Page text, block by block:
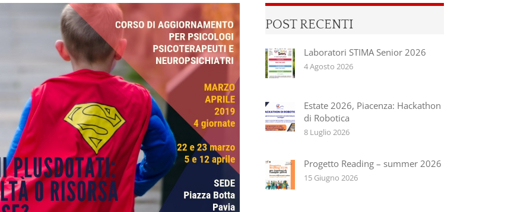
POST RECENTI
Laboratori STIMA Senior 2026
4 Agosto 2026
Estate 2026, Piacenza: Hackathon
di Robotica
8 Luglio 2026
Progetto Reading – summer 2026
15 Giugno 2026